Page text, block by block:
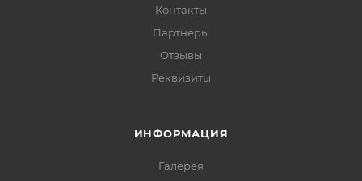
Контакты
Партнеры
Отзывы
Реквизиты
ИНФОРМАЦИЯ
Галерея